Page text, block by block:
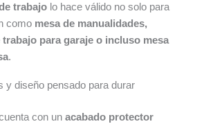
trabajo lo hace válido no solo para
como mesa de manualidades,
para garaje o incluso mesa
.
y diseño pensado para durar
con un acabado protector